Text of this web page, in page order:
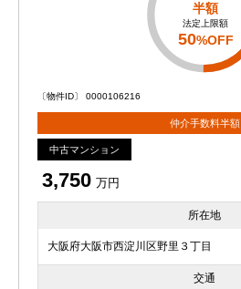
半額
法定上限額
50%OFF
〔物件ID〕 0000106216
仲介手数料半額
中古マンション
3,750 万円
所在地
大阪府大阪市西淀川区野里３丁目
交通